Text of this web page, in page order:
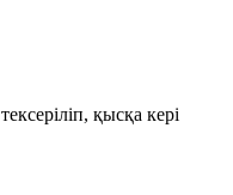
қысқа кері